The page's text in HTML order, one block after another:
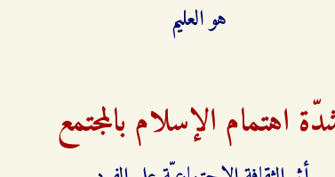
هو العليم
اهتمام الإسلام بالمجتمع